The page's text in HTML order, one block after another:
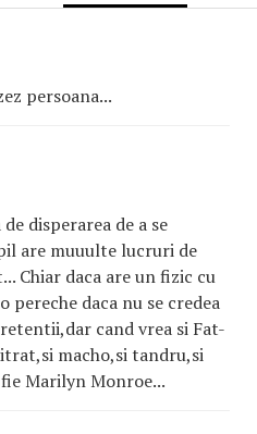
persoana...
disperarea de a se
are muuulte lucruri de
Chiar daca are un fizic cu
daca nu se credea
cand vrea si Fat-
macho,si tandru,si
Marilyn Monroe...